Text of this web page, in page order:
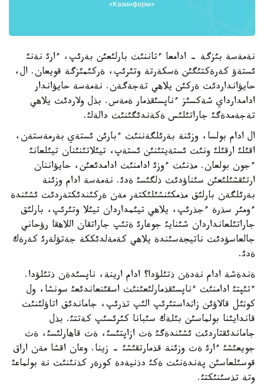
نةمةسة بئزگة - ادامعا ءتاننئث بارلئعئن بةرئپ، ءارئ نةنئ
ئستةؤ كةرةكتئگئن ةسكةرتة وتئرئپ، ةركئمئزگة قويعان. ال،
حايؤانداردئث ةركئن يلاهي تةجةگةن. نةمةسة حايؤاندار
ادامدارداي شةكسئز ءناپسئقذمار ةمةس. بذل ولاردئث يلاهي
تةجةمدةگئ جاراتئلئس ةكةندئگئنئث دالةلئ.
ال ادام بولسا، وزئنة بةرئلگةننئث ءبارئن ئستةي بةرمةستةن،
اقئلئ ارقئلئ ونئث ئستةيتئنئن ئستةپ، تيئلاتئنئنان تيئلعانئ
ءجون بولعان. مذنئث ءوزئ ادامنئث ادامدئعئن، حايؤاننان
ارتئقشئلئعئن سئناؤدئث ذلگئسئ ةدئ. نةمةسة ادام وزئنة
بةرئلگةن بارلئق مذمكئنشئلئكتةر مةن ةركئندئكتةردئث ئشئندة
ءومئر سذرة ءجذرئپ، يلاهي تيئمداردان تيئلا وتئرئپ، بارلئق
جاراتئلعانداردان شئنايئ جوعارئ ةتئپ جاراتقان اللاهقا رؤحاني
جالعاسؤدئث ناتيجةسئندة يلاهي كةمةلدئككة جةتؤلةرئ كةرةك
ةدئ.
ةندةشة ادام نةدةن ذتئلؤدا؟ ادام ارينة، ناپسئدةن ذتئلؤدا.
ءتئپتئ ادامنئث ءناپسئقذمارلئعئنئث اسقئنعاندئعئ سونشا، ول
كوثئل قالاؤئن زاثداستئرئپ الئپ تذرئپ، جاماندئق اتاؤلئنئث
قاندايئنا بولماسئن بئلةك سئبانا كئرئسئپ كةتتئ. بذل
جاماندئقتاردئث ئشئندةگئ ةث ازاپتئسئ، ةث قاهارلئسئ، ةث
جويعئشئ ءارئ ةث وزئنة قذمارتقئشئ - زينا. وعان اقشا مةن اراق
قوسئلعاسئن پةندةنئث ةكئ دذنيةدة كورةر كذنئنئث نة بولماعئ
وتة تذسئنئكتئ.